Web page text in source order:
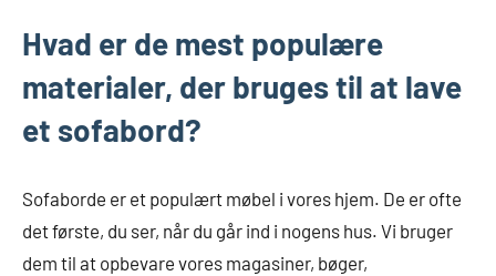
Hvad er de mest populære
materialer, der bruges til at lave
et sofabord?
Sofaborde er et populært møbel i vores hjem. De er ofte
det første, du ser, når du går ind i nogens hus. Vi bruger
dem til at opbevare vores magasiner, bøger,